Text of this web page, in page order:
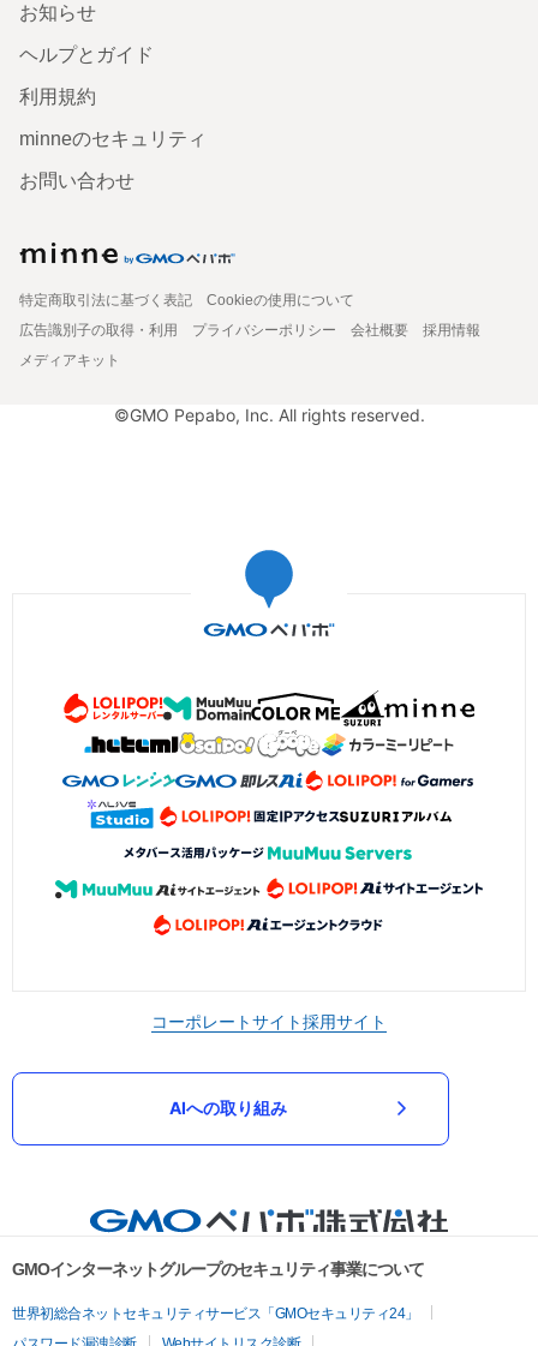
お知らせ
ヘルプとガイド
利用規約
minneのセキュリティ
お問い合わせ
特定商取引法に基づく表記
Cookieの使用について
広告識別子の取得・利用
プライバシーポリシー 会社概要
採用情報
メディアキット
©GMO Pepabo, Inc. All rights reserved.
コーポレートサイト採用サイト
AIへの取り組み
GMOインターネットグループのセキュリティ事業について
世界初総合ネットセキュリティサービス「GMOセキュリティ24」